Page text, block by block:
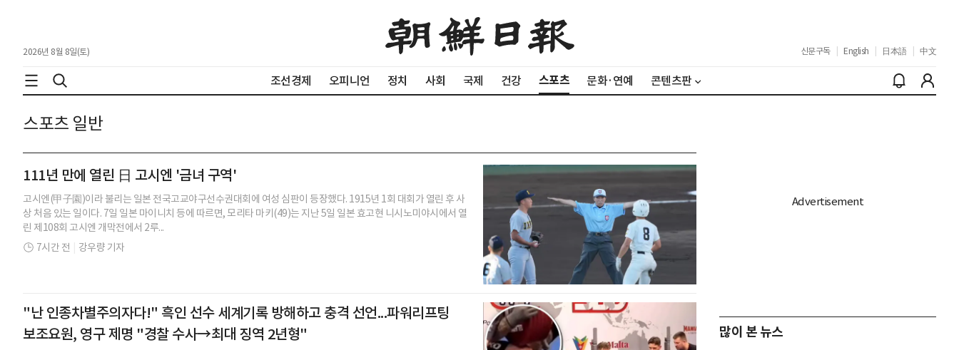
2026년 8월 8일(토) 신문구독 English 日本語 中文
조선경제 오피니언 정치 사회 국제 건강 스포츠 문화·연예 콘텐츠판
스포츠 일반
111년 만에 열린 日 고시엔 '금녀 구역'
고시엔(甲子園)이라 불리는 일본 전국고교야구선수권대회에 여성 심판이 등장했다. 1915년 1회 대회가 열린 후 사
상 처음 있는 일이다. 7일 일본 마이니치 등에 따르면, 모리타 마키(49)는 지난 5일 일본 효고현 니시노미야시에서 열
린 제108회 고시엔 개막전에서 2루...
7시간 전
강우량 기자
"난 인종차별주의자다!" 흑인 선수 세계기록 방해하고 충격 선언...파워리프팅
보조요원, 영구 제명 "경찰 수사→최대 징역 2년형"
많이 본 뉴스